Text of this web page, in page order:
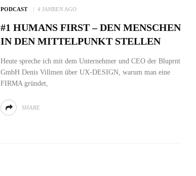
PODCAST 4 JAHREN AGO
#1 HUMANS FIRST – DEN MENSCHEN
IN DEN MITTELPUNKT STELLEN
Heute spreche ich mit dem Unternehmer und CEO der Bluprnt
GmbH Denis Villmen über UX-DESIGN, warum man eine
FIRMA gründet,
SHARE